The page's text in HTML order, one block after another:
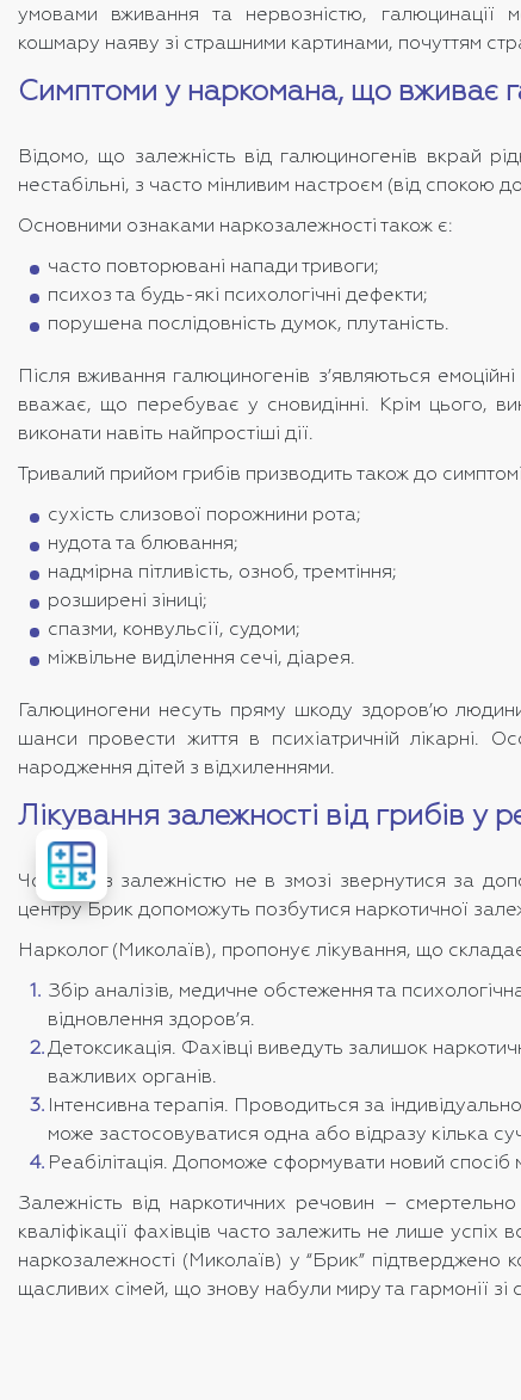
умовами вживання та нервозністю, галюцинації
кошмару наяву зі страшними картинами, почуттям
Симптоми у наркомана, що вживає
Відомо, що залежність від галюциногенів вкрай
нестабільні, з часто мінливим настроєм (від спокою
Основними ознаками наркозалежності також є:
часто повторювані напади тривоги;
психоз та будь-які психологічні дефекти;
порушена послідовність думок, плутаність.
Після вживання галюциногенів з’являються
вважає, що перебуває у сновидінні. Крім цього,
виконати навіть найпростіші дії.
Тривалий прийом грибів призводить також до
сухість слизової порожнини рота;
нудота та блювання;
надмірна пітливість, озноб, тремтіння;
розширені зіниці;
спазми, конвульсії, судоми;
міжвільне виділення сечі, діарея.
Галюциногени несуть пряму шкоду здоров’ю
шанси провести життя в психіатричній лікарні.
народження дітей з відхиленнями.
Лікування залежності від грибів у
Чоловік із залежністю не в змозі звернутися за
центру Брик допоможуть позбутися наркотичної
Нарколог (Миколаїв), пропонує лікування, що
Збір аналізів, медичне обстеження та
відновлення здоров’я.
Детоксикація. Фахівці виведуть залишок
важливих органів.
Інтенсивна терапія. Проводиться за
може застосовуватися одна або відразу кілька
Реабілітація. Допоможе сформувати новий спосіб
Залежність від наркотичних речовин –
кваліфікації фахівців часто залежить не лише
наркозалежності (Миколаїв) у “Брик” підтверджено
щасливих сімей, що знову набули миру та гармонії зі
лікування